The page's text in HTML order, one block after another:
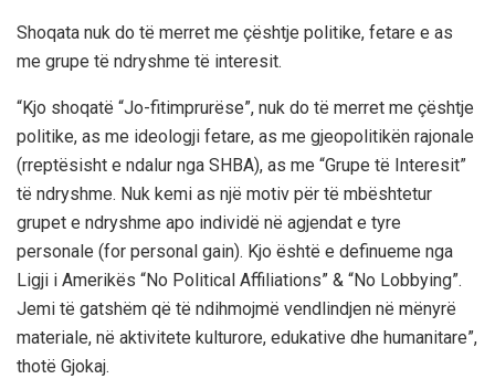
Shoqata nuk do të merret me çështje politike, fetare e as
me grupe të ndryshme të interesit.
“Kjo shoqatë “Jo-fitimprurëse”, nuk do të merret me çështje
politike, as me ideologji fetare, as me gjeopolitikën rajonale
(rreptësisht e ndalur nga SHBA), as me “Grupe të Interesit”
të ndryshme. Nuk kemi as një motiv për të mbështetur
grupet e ndryshme apo individë në agjendat e tyre
personale (for personal gain). Kjo është e definueme nga
Ligji i Amerikës “No Political Affiliations” & “No Lobbying”.
Jemi të gatshëm që të ndihmojmë vendlindjen në mënyrë
materiale, në aktivitete kulturore, edukative dhe humanitare”,
thotë Gjokaj.